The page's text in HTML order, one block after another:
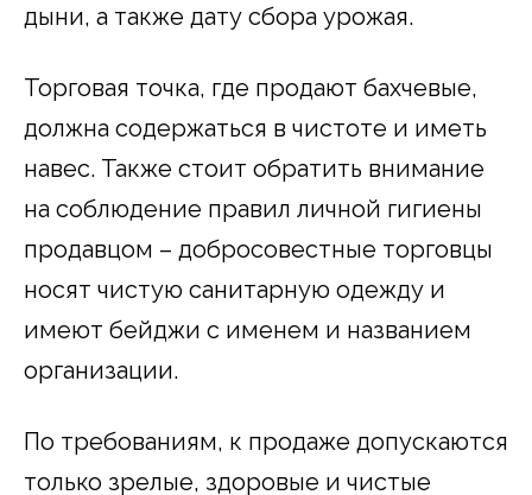
дыни, а также дату сбора урожая.
Торговая точка, где продают бахчевые,
должна содержаться в чистоте и иметь
навес. Также стоит обратить внимание
на соблюдение правил личной гигиены
продавцом – добросовестные торговцы
носят чистую санитарную одежду и
имеют бейджи с именем и названием
организации.
По требованиям, к продаже допускаются
только зрелые, здоровые и чистые